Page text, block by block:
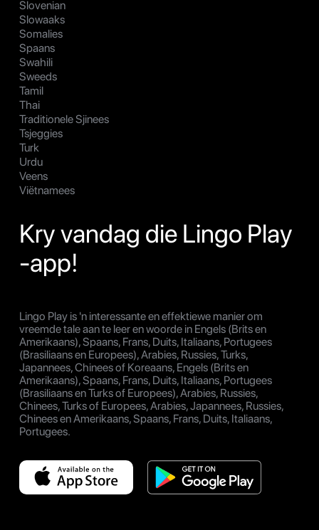
Slovenian
Slowaaks
Somalies
Spaans
Swahili
Sweeds
Tamil
Thai
Traditionele Sjinees
Tsjeggies
Turk
Urdu
Veens
Viëtnamees
Kry vandag die Lingo Play
-app!
Lingo Play is 'n interessante en effektiewe manier om
vreemde tale aan te leer en woorde in Engels (Brits en
Amerikaans), Spaans, Frans, Duits, Italiaans, Portugees
(Brasiliaans en Europees), Arabies, Russies, Turks,
Japannees, Chinees of Koreaans, Engels (Brits en
Amerikaans), Spaans, Frans, Duits, Italiaans, Portugees
(Brasiliaans en Turks of Europees), Arabies, Russies,
Chinees, Turks of Europees, Arabies, Japannees, Russies,
Chinees en Amerikaans, Spaans, Frans, Duits, Italiaans,
Portugees.